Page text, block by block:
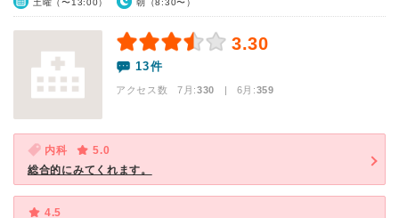
土曜（〜13:00） 朝（8:30〜）
3.30
13件
アクセス数 7月:330 | 6月:359
内科
5.0
総合的にみてくれます。
4.5